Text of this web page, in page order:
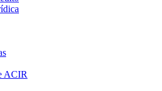
ACIR